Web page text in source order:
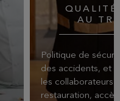
AU
Politique de
des accidents, et
les collaborateurs
restauration,